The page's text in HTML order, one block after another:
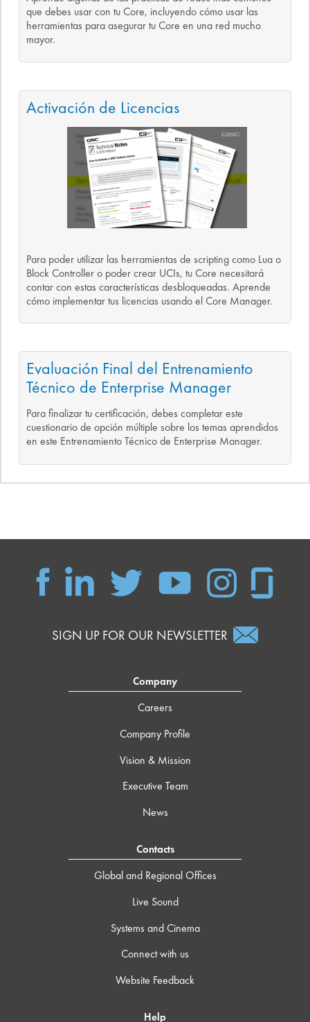
que debes usar con tu Core, incluyendo cómo usar las
herramientas para asegurar tu Core en una red mucho
mayor.
Activación de Licencias
Para poder utilizar las herramientas de scripting como Lua o
Block Controller o poder crear UCIs, tu Core necesitará
contar con estas características desbloqueadas. Aprende
cómo implementar tus licencias usando el Core Manager.
Evaluación Final del Entrenamiento
Técnico de Enterprise Manager
Para finalizar tu certificación, debes completar este
cuestionario de opción múltiple sobre los temas aprendidos
en este Entrenamiento Técnico de Enterprise Manager.
SIGN UP FOR OUR NEWSLETTER
Company
Careers
Company Profile
Vision & Mission
Executive Team
News
Contacts
Global and Regional Offices
Live Sound
Systems and Cinema
Connect with us
Website Feedback
Help